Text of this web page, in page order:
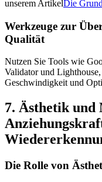
unserem ArtikelDie
Werkzeuge zur
Qualität
Nutzen Sie Tools wie
Validator und
Geschwindigkeit und
7. Ästhetik
Die Rolle von